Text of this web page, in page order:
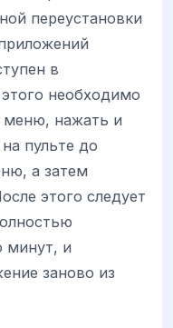
переустановки
в
необходимо
меню, нажать и
пульте до
а затем
этого следует
минут, и
заново из